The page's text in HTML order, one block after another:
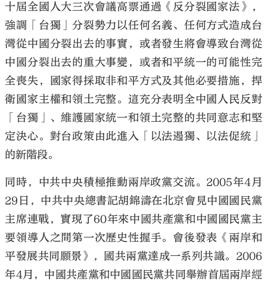
十屆全國人大三次會議高票通過《反分裂國家法》，
強調「台獨」分裂勢力以任何名義、任何方式造成台
灣從中國分裂出去的事實，或者發生將會導致台灣從
中國分裂出去的重大事變，或者和平統一的可能性完
全喪失，國家得採取非和平方式及其他必要措施，捍
衛國家主權和領土完整。這充分表明全中國人民反對
「台獨」、維護國家統一和領土完整的共同意志和堅
定決心。對台政策由此進入「以法遏獨、以法促統」
的新階段。
同時，中共中央積極推動兩岸政黨交流。2005年4月
29日，中共中央總書記胡錦濤在北京會見中國國民黨
主席連戰，實現了60年來中國共產黨和中國國民黨主
要領導人之間第一次歷史性握手。會後發表《兩岸和
平發展共同願景》，國共兩黨達成一系列共識。2006
年4月，中國共產黨和中國國民黨共同舉辦首屆兩岸經